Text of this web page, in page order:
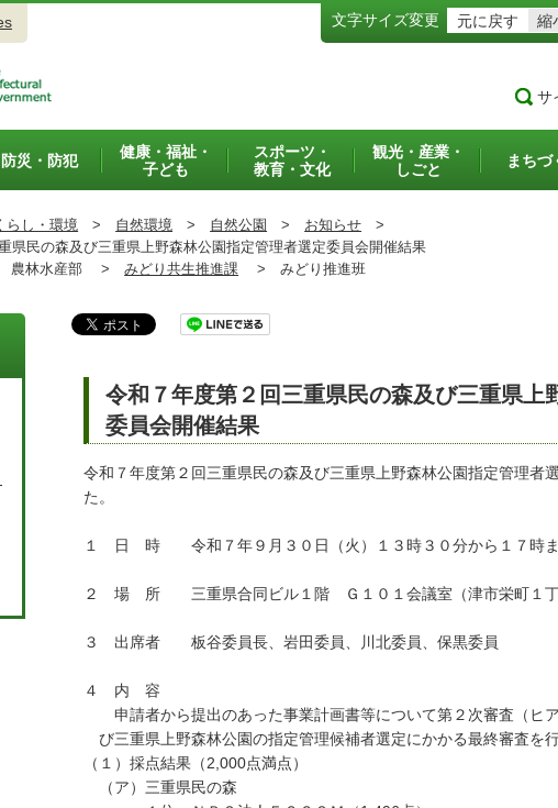
文字サイズ変更 元に戻す 縮
サ
防災・防犯
健康・福祉・
子ども
スポーツ・
教育・文化
観光・産業・
しごと
まちづ
らし・環境 > 自然環境 > 自然公園 > お知らせ >
県民の森及び三重県上野森林公園指定管理者選定委員会開催結果
農林水産部 > みどり共生推進課 > みどり推進班
令和７年度第２回三重県民の森及び三重県上
委員会開催結果
令和７年度第２回三重県民の森及び三重県上野森林公園指定管理者
た。
１ 日 時 令和７年９月３０日（火）１３時３０分から１７時
２ 場 所 三重県合同ビル１階 Ｇ１０１会議室（津市栄町１丁
３ 出席者 板谷委員長、岩田委員、川北委員、保黒委員
４ 内 容
申請者から提出のあった事業計画書等について第２次審査（ヒ
び三重県上野森林公園の指定管理候補者選定にかかる最終審査を行
（１）採点結果（2,000点満点）
（ア）三重県民の森